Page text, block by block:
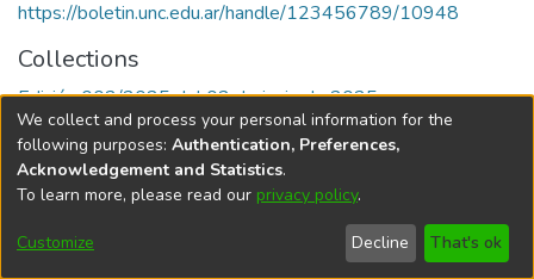
https://boletin.unc.edu.ar/handle/123456789/10948
Collections
Edición 002/2025 del 02 de junio de 2025
Universidad Nacional de Córdoba
We collect and process your personal information for the
following purposes: Authentication, Preferences,
Acknowledgement and Statistics.
To learn more, please read our privacy policy.
Customize Decline That's ok